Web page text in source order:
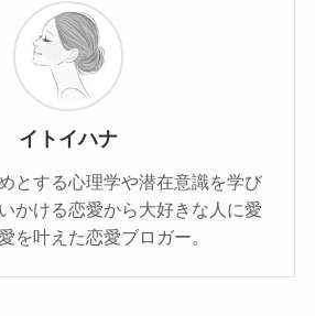
イトイハナ
とする心理学や潜在意識を学び
かける恋愛から大好きな人に愛
を叶えた恋愛ブロガー。